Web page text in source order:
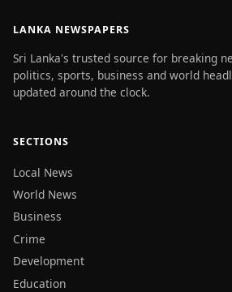
LANKA NEWSPAPERS
Sri Lanka's trusted source for breaking
politics, sports, business and world
updated around the clock.
SECTIONS
Local News
World News
Business
Crime
Development
Education